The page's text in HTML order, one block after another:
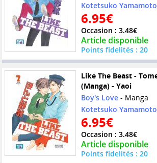
Kotetsuko Yamamoto
6.95€
Occasion : 3.48€
Article disponible
Points fidelités : 20
Like The Beast -
(Manga) - Yaoi
Boy's Love- Manga
Kotetsuko Yamamoto
6.95€
Occasion : 3.48€
Article disponible
Points fidelités : 20